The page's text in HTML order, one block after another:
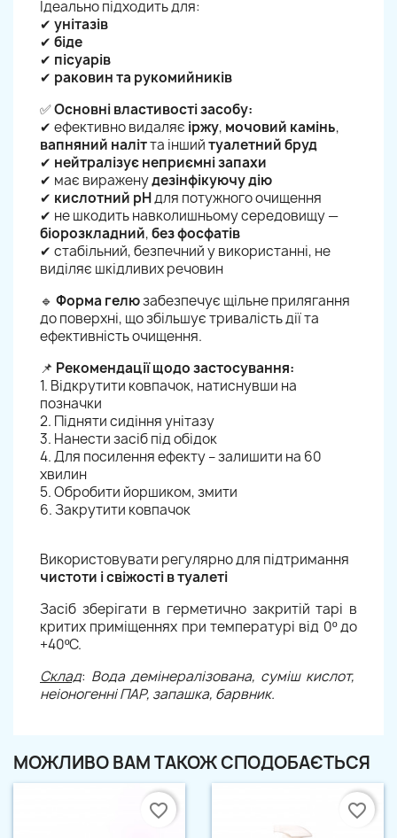
Ідеально підходить для:
✔ унітазів
✔ біде
✔ пісуарів
✔ раковин та рукомийників
✅Основні властивості засобу:
✔ ефективно видаляє іржу, мочовий камінь,
вапняний налітта іншийтуалетний бруд
✔ нейтралізує неприємні запахи
✔ має вираженудезінфікуючу дію
✔ кислотний pHдля потужного очищення
✔ не шкодить навколишньому середовищу —
біорозкладний,без фосфатів
✔ стабільний, безпечний у використанні, не
виділяє шкідливих речовин
🔹 Форма гелюзабезпечує щільне прилягання
до поверхні, що збільшує тривалість дії та
ефективність очищення.
📌 Рекомендації щодо застосування:
1. Відкрутити ковпачок, натиснувши на
позначки
2. Підняти сидіння унітазу
3. Нанести засіб під обідок
4. Для посилення ефекту – залишити на 60
хвилин
5. Обробити йоршиком, змити
6. Закрутити ковпачок
Використовувати регулярно для підтримання
чистоти і свіжості в туалеті
Засіб зберігати в герметично закритій тарі в
критих приміщеннях при температурі від 0º до
+40ºС.
Склад: Вода демінералізована, суміш кислот,
неіоногенні ПАР, запашка, барвник.
МОЖЛИВО ВАМ ТАКОЖ СПОДОБАЄТЬСЯ
favorite_border favorite_border